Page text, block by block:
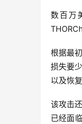
数百万
根据最
损失要
以及恢复
该攻击
已经面